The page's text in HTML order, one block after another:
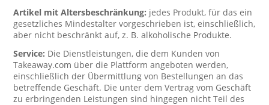
Artikel mit Altersbeschränkung: jedes Produkt, für das ein
gesetzliches Mindestalter vorgeschrieben ist, einschließlich,
aber nicht beschränkt auf, z. B. alkoholische Produkte.
Service: Die Dienstleistungen, die dem Kunden von
Takeaway.com über die Plattform angeboten werden,
einschließlich der Übermittlung von Bestellungen an das
betreffende Geschäft. Die unter dem Vertrag vom Geschäft
zu erbringenden Leistungen sind hingegen nicht Teil des